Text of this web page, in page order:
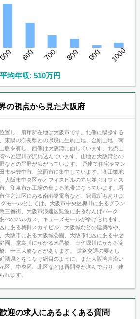
500 600 700 800 900 1000
平均年収: 510万円
の視点から見た大阪府
置し、府庁所在地は大阪市です。北側に隣接する
東隣の奈良県との県境に生駒山地、金剛山地、南
脈を有し、西側は大阪湾に面しています。北摂山
へと淀川が流れ込んでいます。山地と大阪湾との
などの平野が広がっています。 戸建て住宅やマン
市や豊中市、箕面市に集中しています。商工業地
大阪市中央区がオフィスビルの立ち並ぶオフィス
、和泉市が工場の集まる地帯になっています。堺
住之江区にある南港発電所など、発電所もありま
モールとしては、大阪市中央区梅田にあるグラン
三番街、大阪市浪速区難波にあるなんばパーク
べのハルカス、キューズモールが挙げられます。
にある梅田スカイビル、大阪城などの建築物や、
大阪市にある大阪城公園、大阪市北区にある中之
園、堂島川にかかる水晶橋、土佐堀川にかかる淀
、十三大橋などがあります。 道路交通の要とし
隣県とをつなぐ網目のように、また大阪湾岸沿い
区、中央区、北区などは再開発が進んでおり、建
れます。
迎の求人にあるよくある質問